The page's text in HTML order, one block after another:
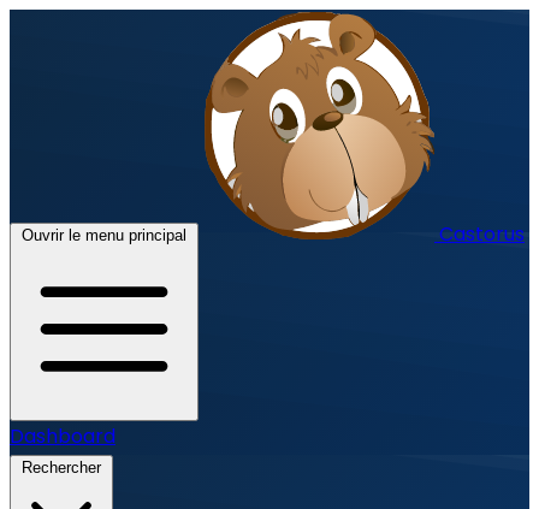
Ouvrir le menu principal Castorus
Dashboard
Rechercher